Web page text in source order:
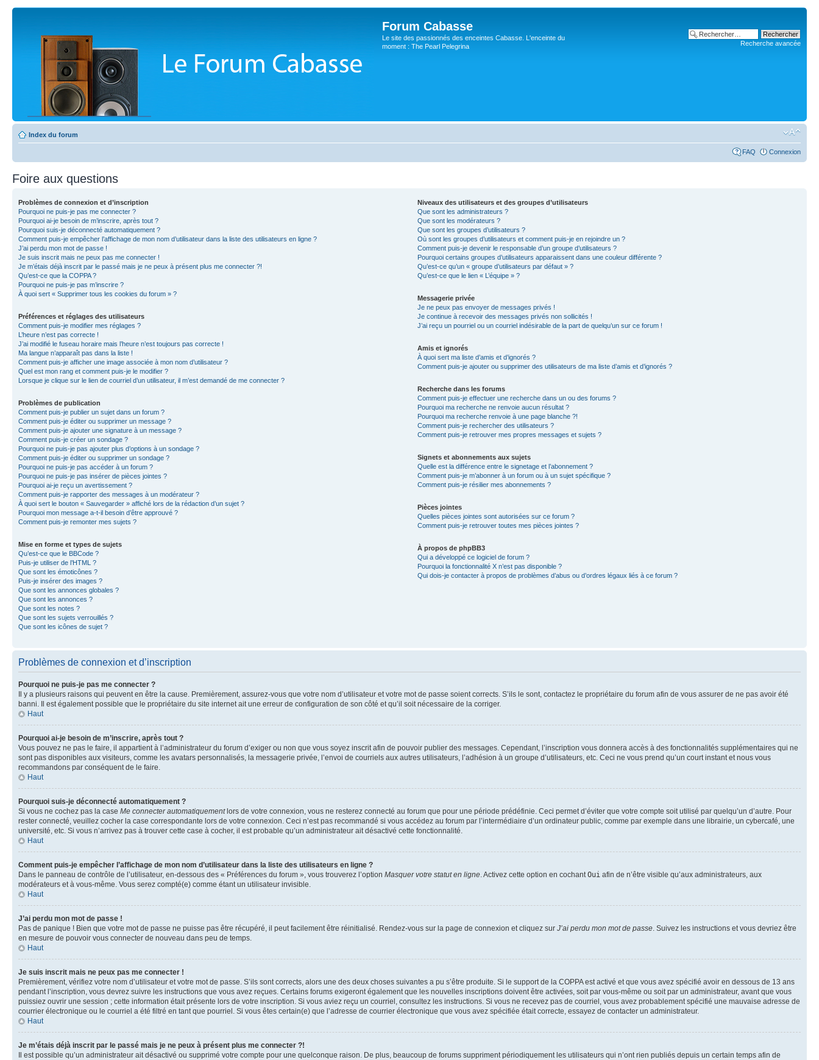
Forum Cabasse
Le site des passionnés des enceintes Cabasse. L'enceinte du
moment : The Pearl Pelegrina
Recherche avancée
Index du forum
FAQ Connexion
Foire aux questions
Problèmes de connexion et d’inscription
Pourquoi ne puis-je pas me connecter ?
Pourquoi ai-je besoin de m’inscrire, après tout ?
Pourquoi suis-je déconnecté automatiquement ?
Comment puis-je empêcher l’affichage de mon nom d’utilisateur dans la liste des utilisateurs en ligne ?
J’ai perdu mon mot de passe !
Je suis inscrit mais ne peux pas me connecter !
Je m’étais déjà inscrit par le passé mais je ne peux à présent plus me connecter ?!
Qu’est-ce que la COPPA ?
Pourquoi ne puis-je pas m’inscrire ?
À quoi sert « Supprimer tous les cookies du forum » ?
Préférences et réglages des utilisateurs
Comment puis-je modifier mes réglages ?
L’heure n’est pas correcte !
J’ai modifié le fuseau horaire mais l’heure n’est toujours pas correcte !
Ma langue n’apparaît pas dans la liste !
Comment puis-je afficher une image associée à mon nom d’utilisateur ?
Quel est mon rang et comment puis-je le modifier ?
Lorsque je clique sur le lien de courriel d’un utilisateur, il m’est demandé de me connecter ?
Problèmes de publication
Comment puis-je publier un sujet dans un forum ?
Comment puis-je éditer ou supprimer un message ?
Comment puis-je ajouter une signature à un message ?
Comment puis-je créer un sondage ?
Pourquoi ne puis-je pas ajouter plus d’options à un sondage ?
Comment puis-je éditer ou supprimer un sondage ?
Pourquoi ne puis-je pas accéder à un forum ?
Pourquoi ne puis-je pas insérer de pièces jointes ?
Pourquoi ai-je reçu un avertissement ?
Comment puis-je rapporter des messages à un modérateur ?
À quoi sert le bouton « Sauvegarder » affiché lors de la rédaction d’un sujet ?
Pourquoi mon message a-t-il besoin d’être approuvé ?
Comment puis-je remonter mes sujets ?
Mise en forme et types de sujets
Qu’est-ce que le BBCode ?
Puis-je utiliser de l’HTML ?
Que sont les émoticônes ?
Puis-je insérer des images ?
Que sont les annonces globales ?
Que sont les annonces ?
Que sont les notes ?
Que sont les sujets verrouillés ?
Que sont les icônes de sujet ?
Niveaux des utilisateurs et des groupes d’utilisateurs
Que sont les administrateurs ?
Que sont les modérateurs ?
Que sont les groupes d’utilisateurs ?
Où sont les groupes d’utilisateurs et comment puis-je en rejoindre un ?
Comment puis-je devenir le responsable d’un groupe d’utilisateurs ?
Pourquoi certains groupes d’utilisateurs apparaissent dans une couleur différente ?
Qu’est-ce qu’un « groupe d’utilisateurs par défaut » ?
Qu’est-ce que le lien « L’équipe » ?
Messagerie privée
Je ne peux pas envoyer de messages privés !
Je continue à recevoir des messages privés non sollicités !
J’ai reçu un pourriel ou un courriel indésirable de la part de quelqu’un sur ce forum !
Amis et ignorés
À quoi sert ma liste d’amis et d’ignorés ?
Comment puis-je ajouter ou supprimer des utilisateurs de ma liste d’amis et d’ignorés ?
Recherche dans les forums
Comment puis-je effectuer une recherche dans un ou des forums ?
Pourquoi ma recherche ne renvoie aucun résultat ?
Pourquoi ma recherche renvoie à une page blanche ?!
Comment puis-je rechercher des utilisateurs ?
Comment puis-je retrouver mes propres messages et sujets ?
Signets et abonnements aux sujets
Quelle est la différence entre le signetage et l’abonnement ?
Comment puis-je m’abonner à un forum ou à un sujet spécifique ?
Comment puis-je résilier mes abonnements ?
Pièces jointes
Quelles pièces jointes sont autorisées sur ce forum ?
Comment puis-je retrouver toutes mes pièces jointes ?
À propos de phpBB3
Qui a développé ce logiciel de forum ?
Pourquoi la fonctionnalité X n’est pas disponible ?
Qui dois-je contacter à propos de problèmes d’abus ou d’ordres légaux liés à ce forum ?
Problèmes de connexion et d’inscription
Pourquoi ne puis-je pas me connecter ?
Il y a plusieurs raisons qui peuvent en être la cause. Premièrement, assurez-vous que votre nom d’utilisateur et votre mot de passe soient corrects. S’ils le sont, contactez le propriétaire du forum afin de vous assurer de ne pas avoir été
banni. Il est également possible que le propriétaire du site internet ait une erreur de configuration de son côté et qu’il soit nécessaire de la corriger.
Haut
Pourquoi ai-je besoin de m’inscrire, après tout ?
Vous pouvez ne pas le faire, il appartient à l’administrateur du forum d’exiger ou non que vous soyez inscrit afin de pouvoir publier des messages. Cependant, l’inscription vous donnera accès à des fonctionnalités supplémentaires qui ne
sont pas disponibles aux visiteurs, comme les avatars personnalisés, la messagerie privée, l’envoi de courriels aux autres utilisateurs, l’adhésion à un groupe d’utilisateurs, etc. Ceci ne vous prend qu’un court instant et nous vous
recommandons par conséquent de le faire.
Haut
Pourquoi suis-je déconnecté automatiquement ?
Si vous ne cochez pas la case Me connecter automatiquementlors de votre connexion, vous ne resterez connecté au forum que pour une période prédéfinie. Ceci permet d’éviter que votre compte soit utilisé par quelqu’un d’autre. Pour
rester connecté, veuillez cocher la case correspondante lors de votre connexion. Ceci n’est pas recommandé si vous accédez au forum par l’intermédiaire d’un ordinateur public, comme par exemple dans une librairie, un cybercafé, une
université, etc. Si vous n’arrivez pas à trouver cette case à cocher, il est probable qu’un administrateur ait désactivé cette fonctionnalité.
Haut
Comment puis-je empêcher l’affichage de mon nom d’utilisateur dans la liste des utilisateurs en ligne ?
Dans le panneau de contrôle de l’utilisateur, en-dessous des « Préférences du forum », vous trouverez l’option Masquer votre statut en ligne. Activez cette option en cochantOui afin de n’être visible qu’aux administrateurs, aux
modérateurs et à vous-même. Vous serez compté(e) comme étant un utilisateur invisible.
Haut
J’ai perdu mon mot de passe !
Pas de panique ! Bien que votre mot de passe ne puisse pas être récupéré, il peut facilement être réinitialisé. Rendez-vous sur la page de connexion et cliquez sur J’ai perdu mon mot de passe. Suivez les instructions et vous devriez être
en mesure de pouvoir vous connecter de nouveau dans peu de temps.
Haut
Je suis inscrit mais ne peux pas me connecter !
Premièrement, vérifiez votre nom d’utilisateur et votre mot de passe. S’ils sont corrects, alors une des deux choses suivantes a pu s’être produite. Si le support de la COPPA est activé et que vous avez spécifié avoir en dessous de 13 ans
pendant l’inscription, vous devrez suivre les instructions que vous avez reçues. Certains forums exigeront également que les nouvelles inscriptions doivent être activées, soit par vous-même ou soit par un administrateur, avant que vous
puissiez ouvrir une session ; cette information était présente lors de votre inscription. Si vous aviez reçu un courriel, consultez les instructions. Si vous ne recevez pas de courriel, vous avez probablement spécifié une mauvaise adresse de
courrier électronique ou le courriel a été filtré en tant que pourriel. Si vous êtes certain(e) que l’adresse de courrier électronique que vous avez spécifiée était correcte, essayez de contacter un administrateur.
Haut
Je m’étais déjà inscrit par le passé mais je ne peux à présent plus me connecter ?!
Il est possible qu’un administrateur ait désactivé ou supprimé votre compte pour une quelconque raison. De plus, beaucoup de forums suppriment périodiquement les utilisateurs qui n’ont rien publiés depuis un certain temps afin de